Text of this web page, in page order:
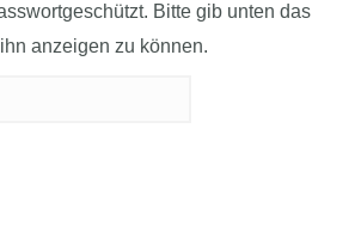
Bitte gib unten das
anzeigen zu können.